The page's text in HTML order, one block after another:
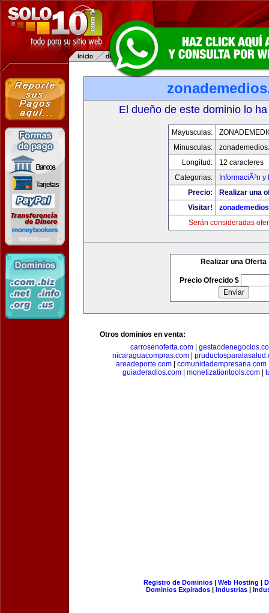
El dueño de este dominio lo
Mayusculas:
Minusculas:
Longitud:
12 caracteres
Categorias:
InformaciÃ³n
Precio:
Realizar una
Visitar!
Serán consideradas
Realizar una Oferta
Precio Ofrecido $
Otros dominios en venta:
carrosenoferta.com
nicaraguacompras.com
areadeporte.com| comunidadempresaria.com
guiaderadios.com| monetizationtools.com|
Registro de Dominios| Web Hosting |
Dominios Expirados | Industrias |